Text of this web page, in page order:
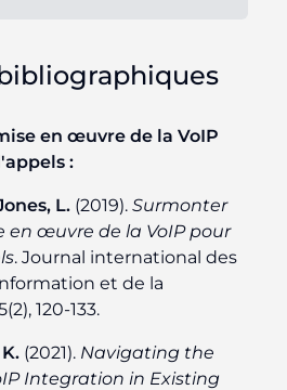
en œuvre de la VoIP
:
L. (2019). Surmonter
en œuvre de la VoIP pour
. Journal international des
et de la
120-133.
(2021). Navigating the
Integration in Existing